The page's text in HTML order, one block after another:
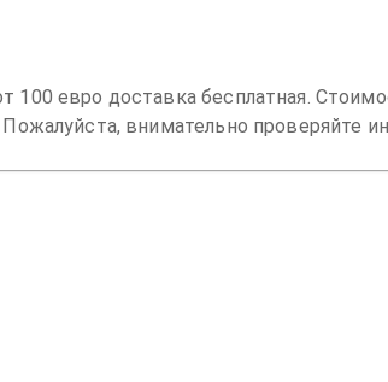
100 евро доставка бесплатная.
внимательно проверяйте